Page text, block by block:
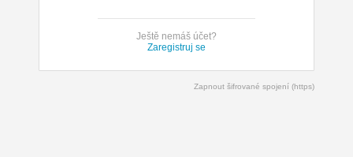
Ještě nemáš účet?
Zaregistruj se
Zapnout šifrované spojení (https)